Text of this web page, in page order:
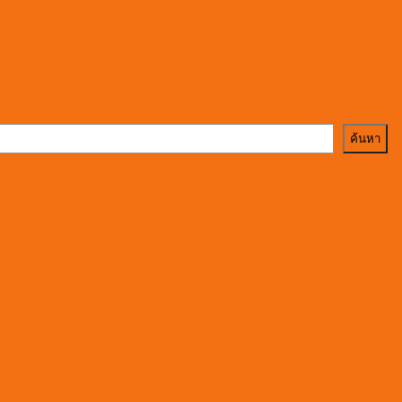
ค้นหา